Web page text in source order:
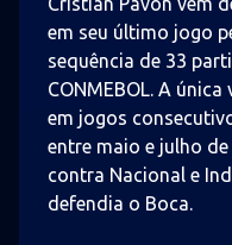
em seu último jogo
sequência de 33
CONMEBOL. A
em jogos
entre maio e julho
contra Nacional e
defendia o Boca.